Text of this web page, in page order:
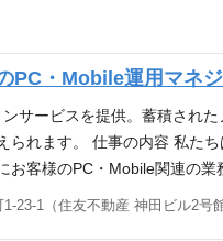
PC・Mobile運用マネ
サービスを提供。蓄積され
れます。 仕事の内容 私た
客様のPC・Mobile関連の
その実行推進■顧客、社内
折衝、社内事務等 必要な能
23-1（住友不動産 神田ビル2号